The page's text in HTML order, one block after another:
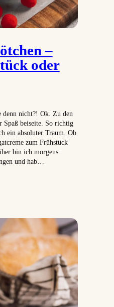
–
oder
nicht?! Ok. Zu den
Spaß beiseite. So richtig
ein absoluter Traum. Ob
zum Frühstück
bin ich morgens
und hab…